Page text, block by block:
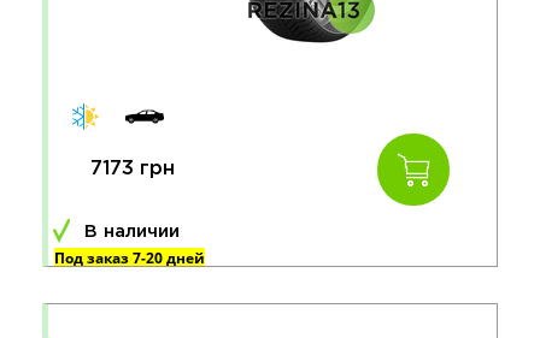
7173 грн
В наличии
Под заказ 7-20 дней